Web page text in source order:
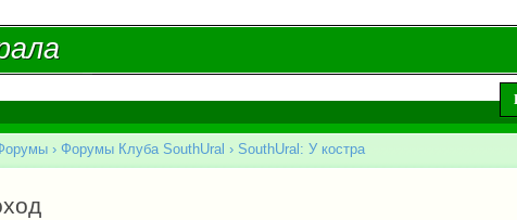
› Форумы Клуба SouthUral › SouthUral: У костра